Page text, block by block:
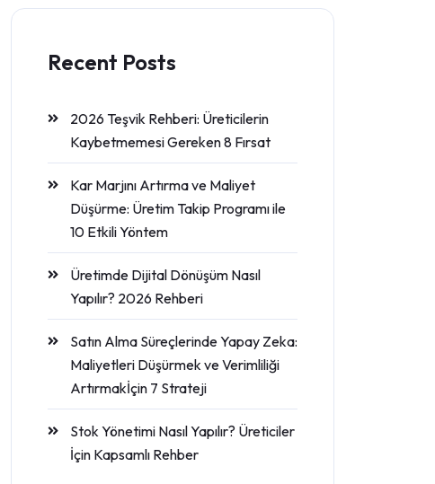
Recent Posts
2026 Teşvik Rehberi: Üreticilerin
Kaybetmemesi Gereken 8 Fırsat
Kar Marjını Artırma ve Maliyet
Düşürme: Üretim Takip Programı ile
10 Etkili Yöntem
Üretimde Dijital Dönüşüm Nasıl
Yapılır? 2026 Rehberi
Satın Alma Süreçlerinde Yapay Zeka:
Maliyetleri Düşürmek ve Verimliliği
Artırmakİçin 7 Strateji
Stok Yönetimi Nasıl Yapılır? Üreticiler
İçin Kapsamlı Rehber